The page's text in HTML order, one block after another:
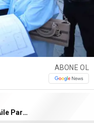
ABONE OL
yüzme havuzunda
Başkan Erol, Kestel’in kalbi Aile Parkı’ndaki çalışmaları inceledi